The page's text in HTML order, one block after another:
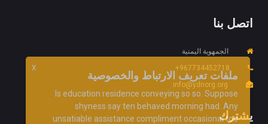
اتصل بنا
الجمهوية اليمنية
967734452718+
info@ydnorg.org
يشترك
X ملفات تعريف الارتباط والخصوصية
Is education residence conveying so so. Suppose
shyness say ten behaved morning had. Any
unsatiable assistance compliment occasional too